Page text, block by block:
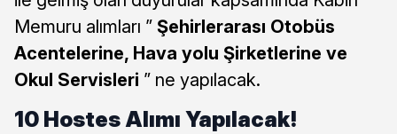
Memuru alımları ” Şehirlerarası Otobüs
Acentelerine, Hava yolu Şirketlerine ve
Okul Servisleri ” ne yapılacak.
10 Hostes Alımı Yapılacak!